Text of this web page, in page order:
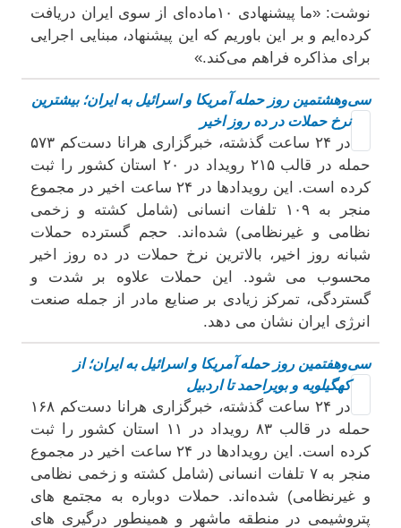
نوشت: «ما پیشنهادی ۱۰ماده‌ای از سوی ایران دریافت
کرده‌ایم و بر این باوریم که این پیشنهاد، مبنایی اجرایی
برای مذاکره فراهم می‌کند.»
سی‌وهشتمین روز حمله آمریکا و اسرائیل به ایران؛ بیشترین
نرخ حملات در ده روز اخیر
در ۲۴ ساعت گذشته، خبرگزاری هرانا دست‌کم ۵۷۳
حمله در قالب ۲۱۵ رویداد در ۲۰ استان کشور را ثبت
کرده است. این رویدادها در ۲۴ ساعت اخیر در مجموع
منجر به ۱۰۹ تلفات انسانی (شامل کشته و زخمی
نظامی و غیرنظامی) شده‌اند. حجم گسترده حملات
شبانه روز اخیر، بالاترین نرخ حملات در ده روز اخیر
محسوب می شود. این حملات علاوه بر شدت و
گستردگی، تمرکز زیادی بر صنایع مادر از جمله صنعت
انرژی ایران نشان می دهد.
سی‌وهفتمین روز حمله آمریکا و اسرائیل به ایران؛ از
کهگیلویه و بویراحمد تا اردبیل
در ۲۴ ساعت گذشته، خبرگزاری هرانا دست‌کم ۱۶۸
حمله در قالب ۸۳ رویداد در ۱۱ استان کشور را ثبت
کرده است. این رویدادها در ۲۴ ساعت اخیر در مجموع
منجر به ۷ تلفات انسانی (شامل کشته و زخمی نظامی
و غیرنظامی) شده‌اند. حملات دوباره به مجتمع های
پتروشیمی در منطقه ماشهر و همینطور درگیری های